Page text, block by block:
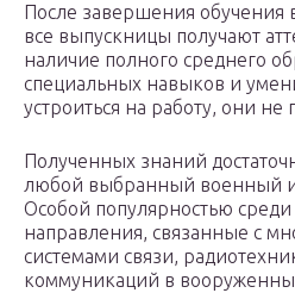
После завершения обучения
все выпускницы получают
наличие полного среднего
специальных навыков и
устроиться на работу, они не
Полученных знаний
любой выбранный военный
Особой популярностью
направления, связанные с
системами связи,
коммуникаций в